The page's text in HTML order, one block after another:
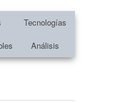
Tecnologías
Análisis